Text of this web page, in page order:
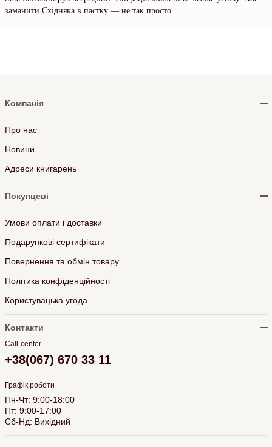
заманити Східняка в пастку — не так просто...
Компанія
Про нас
Новини
Адреси книгарень
Покупцеві
Умови оплати і доставки
Подарункові сертифікати
Повернення та обмін товару
Політика конфіденційності
Користувацька угода
Контакти
Call-center
+38(067) 670 33 11
Графік роботи
Пн-Чт: 9:00-18:00
Пт: 9:00-17:00
Сб-Нд: Вихідний